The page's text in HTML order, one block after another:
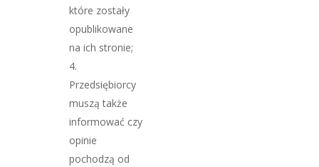
które zostały
opublikowane
na ich stronie;
Przedsiębiorcy
muszą także
informować czy
opinie
pochodzą od